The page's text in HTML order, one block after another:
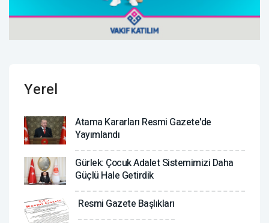
Yerel
Atama Kararları Resmi Gazete'de
Yayımlandı
Gürlek: Çocuk Adalet Sistemimizi Daha
Güçlü Hale Getirdik
Resmi Gazete Başlıkları